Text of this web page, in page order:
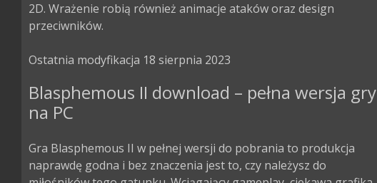
2D. Wrażenie robią również animacje ataków oraz design
przeciwników.
Ostatnia modyfikacja 18 sierpnia 2023
Blasphemous II download – pełna wersja gry
na PC
Gra Blasphemous II w pełnej wersji do pobrania to produkcja
naprawdę godna i bez znaczenia jest to, czy należysz do